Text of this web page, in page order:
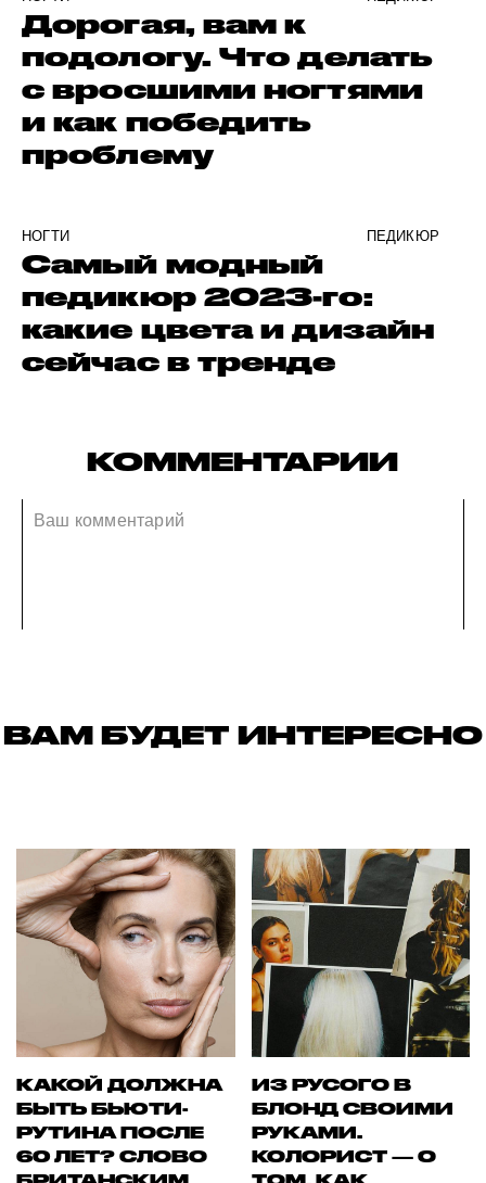
Дорогая, вам к
подологу. Что делать
с вросшими ногтями
и как победить
проблему
НОГТИ ПЕДИКЮР
Самый модный
педикюр 2023-го:
какие цвета и дизайн
сейчас в тренде
КОММЕНТАРИИ
ВАМ БУДЕТ ИНТЕРЕСНО
КАКОЙ ДОЛЖНА
БЫТЬ БЬЮТИ-
РУТИНА ПОСЛЕ
60 ЛЕТ? СЛОВО
ИЗ РУСОГО В
БЛОНД СВОИМИ
РУКАМИ.
КОЛОРИСТ — О